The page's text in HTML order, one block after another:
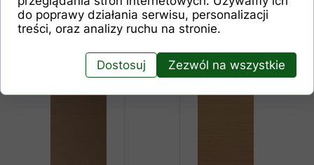
złoty mat
złoty
chrom mat
do poprawy działania serwisu, personalizacji
treści, oraz analizy ruchu na stronie.
Dostosuj Zezwól na wszystkie